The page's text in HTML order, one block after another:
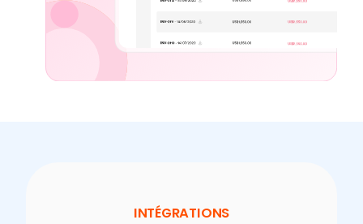
INTÉGRATIONS